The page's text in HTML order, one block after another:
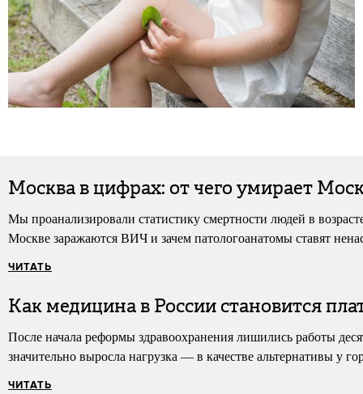
Москва в цифрах: от чего умирает
Мы проанализировали статистику смертности людей в
Москве заражаются ВИЧ и зачем патологоанатомы ставят
ЧИТАТЬ
Как медицина в России становится
После начала реформы здравоохранения лишились работы
значительно выросла нагрузка — в качестве альтернативы у
ЧИТАТЬ